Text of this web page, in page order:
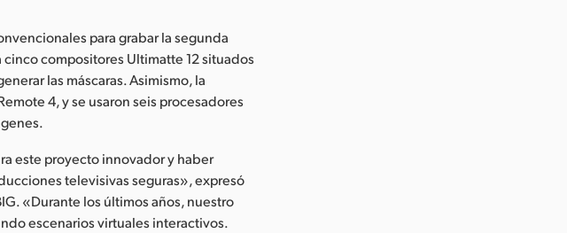
para grabar la segunda
compositores Ultimatte 12 situados
las máscaras. Asimismo, la
4, y se usaron seis procesadores
este proyecto innovador y haber
televisivas seguras», expresó
«Durante los últimos años, nuestro
escenarios virtuales interactivos.